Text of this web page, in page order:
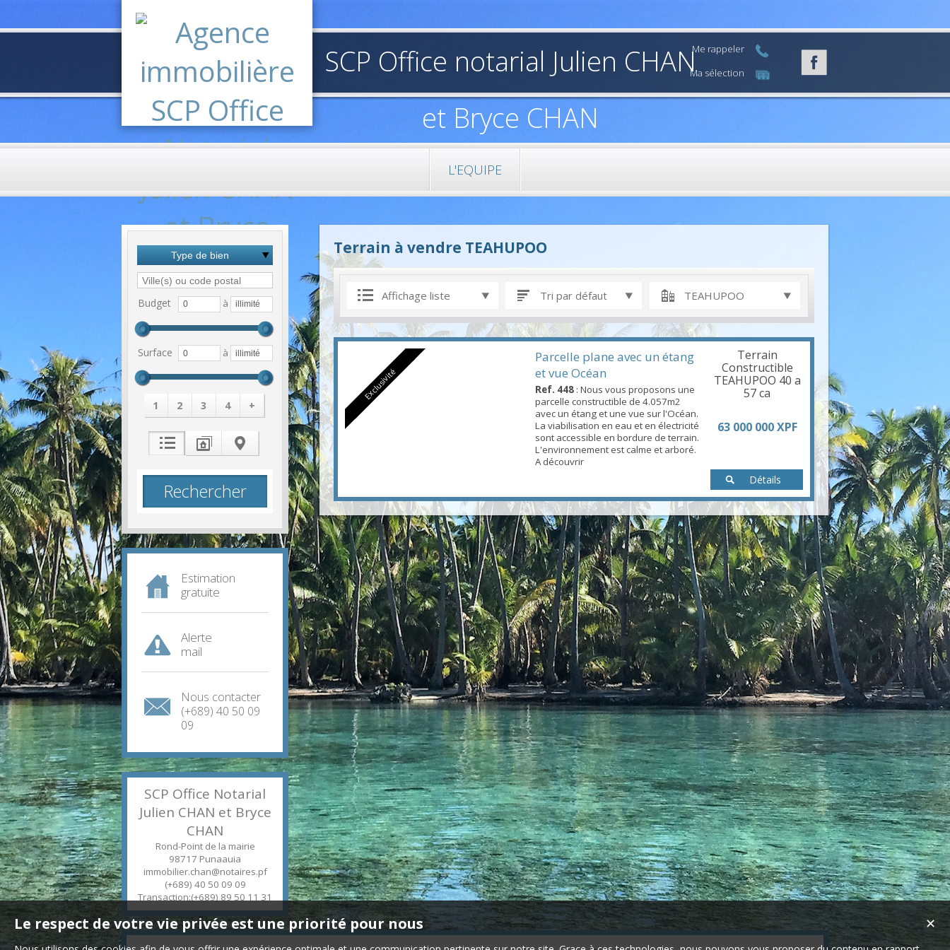
SCP Office notarial Julien CHAN
et Bryce CHAN
Me rappeler
Ma sélection
L'EQUIPE
Type de bien
Budget à
Surface à
1 2 3 4 +
Estimation
gratuite
Alerte
mail
Nous contacter
(+689) 40 50 09
09
SCP Office Notarial
Julien CHAN et Bryce
CHAN
Rond-Point de la mairie
98717 Punaauia
immobilier.chan@notaires.pf
(+689) 40 50 09 09
Transaction:(+689) 89 50 11 31
Terrain à vendre TEAHUPOO
Affichage liste Tri par défaut TEAHUPOO
Exclusivité
Parcelle plane avec un étang
et vue Océan
Ref. 448 : Nous vous proposons une
parcelle constructible de 4.057m2
avec un étang et une vue sur l'Océan.
La viabilisation en eau et en électricité
sont accessible en bordure de terrain.
L'environnement est calme et arboré.
A découvrir
Terrain
Constructible
TEAHUPOO 40 a
57 ca
63 000 000 XPF
Détails
✕
Le respect de votre vie privée est une priorité pour nous